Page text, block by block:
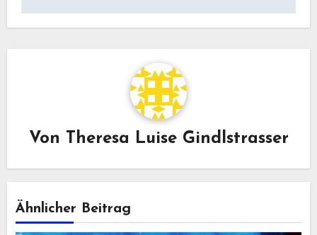
Von Theresa Luise Gindlstrasser
Ähnlicher Beitrag